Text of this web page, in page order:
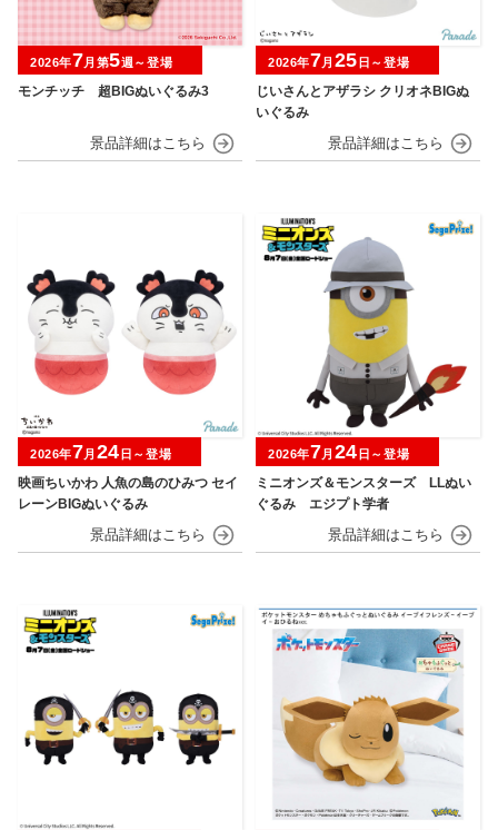
モンチッチ 超BIGぬいぐるみ3
2026年7月第5週～登場
じいさんとアザラシ クリオネBIGぬ
いぐるみ
2026年7月 25 日～登場
映画ちいかわ 人魚の島のひみつ セイ
レーンBIGぬいぐるみ
2026年7月 24 日～登場
ミニオンズ＆モンスターズ LLぬい
ぐるみ エジプト学者
2026年7月 24 日～登場